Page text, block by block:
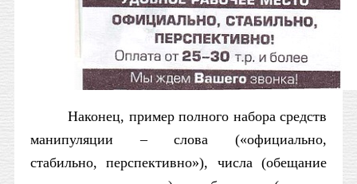
Наконец, пример полного набора средств
манипуляции – слова («официально,
стабильно, перспективно»), числа (обещание